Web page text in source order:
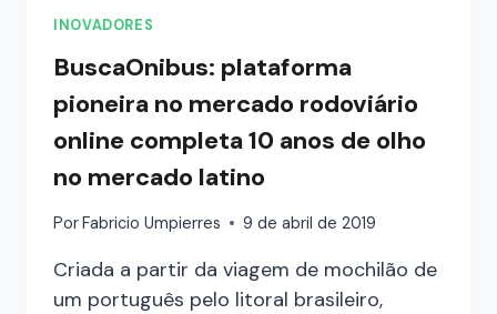
INOVADORES
BuscaOnibus: plataforma
pioneira no mercado rodoviário
online completa 10 anos de olho
no mercado latino
PorFabricio Umpierres 9 de abril de 2019
Criada a partir da viagem de mochilão de
um português pelo litoral brasileiro,